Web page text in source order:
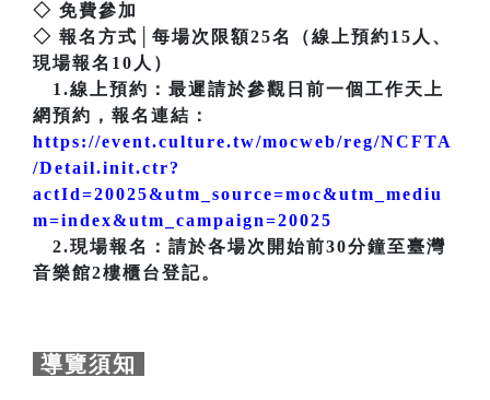
◇ 免費參加
◇ 報名方式│每場次限額25名（線上預約15人、
現場報名10人）
1.線上預約：最遲請於參觀日前一個工作天上
網預約，報名連結：
https://event.culture.tw/mocweb/reg/NCFTA
/Detail.init.ctr?
actId=20025&utm_source=moc&utm_mediu
m=index&utm_campaign=20025
2.現場報名：請於各場次開始前30分鐘至臺灣
音樂館2樓櫃台登記。
導覽須知